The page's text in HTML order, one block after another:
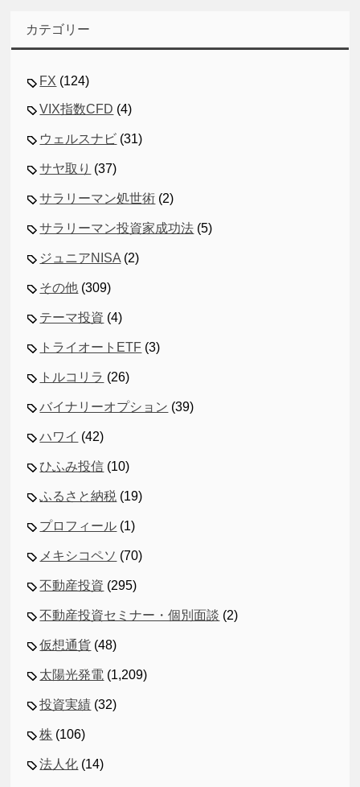
カテゴリー
FX (124)
VIX指数CFD (4)
ウェルスナビ (31)
サヤ取り (37)
サラリーマン処世術 (2)
サラリーマン投資家成功法 (5)
ジュニアNISA (2)
その他 (309)
テーマ投資 (4)
トライオートETF (3)
トルコリラ (26)
バイナリーオプション (39)
ハワイ (42)
ひふみ投信 (10)
ふるさと納税 (19)
プロフィール (1)
メキシコペソ (70)
不動産投資 (295)
不動産投資セミナー・個別面談 (2)
仮想通貨 (48)
太陽光発電 (1,209)
投資実績 (32)
株 (106)
法人化 (14)